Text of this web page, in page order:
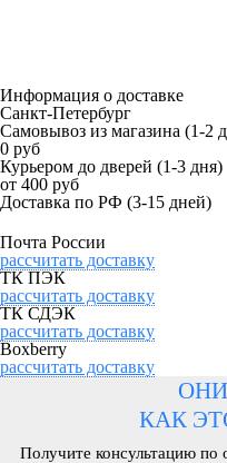
Информация о доставке
Санкт-Петербург
Самовывоз из магазина (1-2
0 руб
Курьером до дверей (1-3 дня)
от 400 руб
Доставка по РФ (3-15 дней)
Почта России
рассчитать доставку
ТК ПЭК
рассчитать доставку
ТК СДЭК
рассчитать доставку
Boxberry
рассчитать доставку
КАК
Получите консультацию по